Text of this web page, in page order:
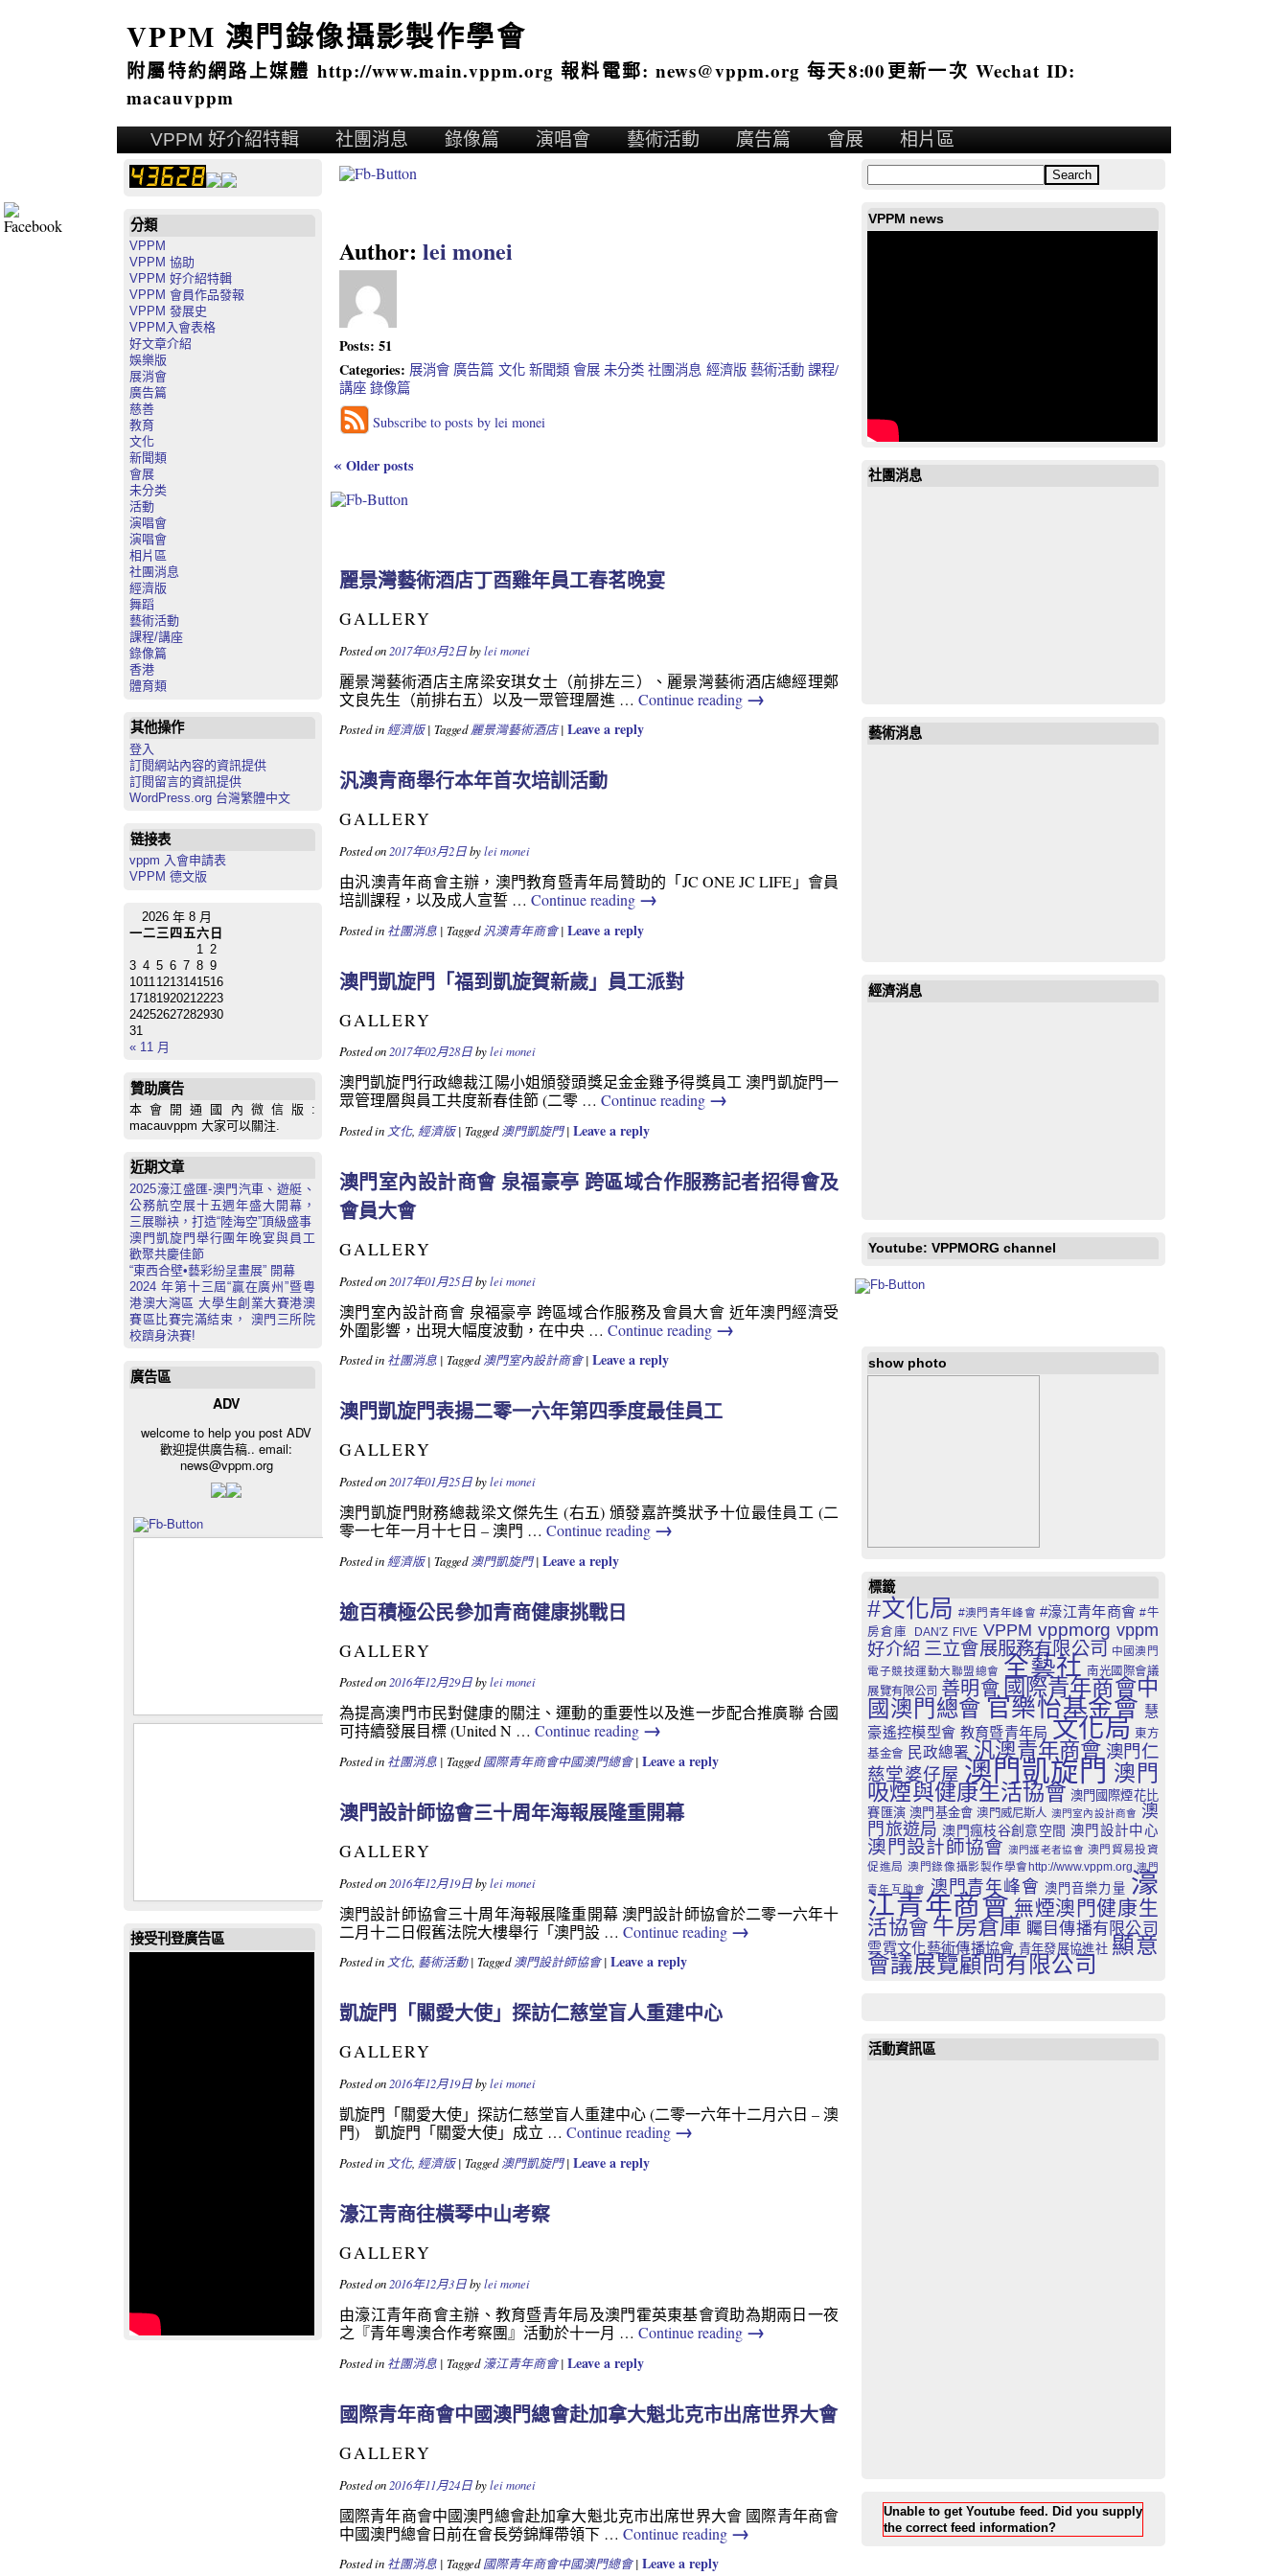
VPPM 澳門錄像攝影製作學會
附屬特約網路上媒體 http://www.main.vppm.org 報料電郵: news@vppm.org 每天8:00更新一次 Wechat ID:
macauvppm
VPPM 好介紹特輯 社團消息 錄像篇 演唱會 藝術活動 廣告篇 會展 相片區
分類
VPPM
VPPM 協助
VPPM 好介紹特輯
VPPM 會員作品發報
VPPM 發展史
VPPM入會表格
好文章介紹
娛樂版
展消會
廣告篇
慈善
教育
文化
新聞類
會展
未分类
活動
演唱會
演唱會
相片區
社團消息
經濟版
舞蹈
藝術活動
課程/講座
錄像篇
香港
體育類
其他操作
登入
訂閱網站內容的資訊提供
訂閱留言的資訊提供
WordPress.org 台灣繁體中文
链接表
vppm 入會申請表
VPPM 德文版
2026 年 8 月
一二三 四五六 日
1
2
3 4 5 6 7 8 9
1011 1213141516
1718192021 2223
24252627282930
31
« 11 月
贊助廣告
本會開通國內微信版:
macauvppm 大家可以關注.
近期文章
2025濠江盛匯-澳門汽車、遊艇、
公務航空展十五週年盛大開幕，
三展聯袂，打造“陸海空”頂級盛事
澳門凱旋門舉行團年晚宴與員工
歡聚共慶佳節
“東西合壁•藝彩紛呈畫展” 開幕
2024 年第十三屆“贏在廣州”暨粵
港澳大灣區 大學生創業大賽港澳
賽區比賽完滿結束， 澳門三所院
校躋身決賽!
廣告區
ADV
welcome to help you post ADV
歡迎提供廣告稿.. email:
news@vppm.org
接受刊登廣告區
Author: lei monei
Posts: 51
Categories: 展消會 廣告篇 文化 新聞類 會展 未分类 社團消息 經濟版 藝術活動 課程/
講座 錄像篇
Subscribe to posts by lei monei
« Older posts
麗景灣藝術酒店丁酉雞年員工春茗晚宴
GALLERY
Posted on 2017年03月2日bylei monei
麗景灣藝術酒店主席梁安琪女士（前排左三）、麗景灣藝術酒店總經理鄭
文良先生（前排右五）以及一眾管理層進 … Continue reading→
Posted in 經濟版| Tagged 麗景灣藝術酒店| Leave a reply
汎澳青商舉行本年首次培訓活動
GALLERY
Posted on 2017年03月2日bylei monei
由汎澳青年商會主辦，澳門教育暨青年局贊助的「JC ONE JC LIFE」會員
培訓課程，以及成人宣誓 … Continue reading →
Posted in 社團消息 | Tagged 汎澳青年商會| Leave a reply
澳門凱旋門「福到凱旋賀新歲」員工派對
GALLERY
Posted on 2017年02月28日bylei monei
澳門凱旋門行政總裁江陽小姐頒發頭獎足金金雞予得獎員工 澳門凱旋門一
眾管理層與員工共度新春佳節 (二零 … Continue reading →
Posted in 文化, 經濟版| Tagged 澳門凱旋門| Leave a reply
澳門室內設計商會 泉福豪亭 跨區域合作服務記者招得會及
會員大會
GALLERY
Posted on 2017年01月25日bylei monei
澳門室內設計商會 泉福豪亭 跨區域合作服務及會員大會 近年澳門經濟受
外圍影響，出現大幅度波動，在中央 … Continue reading →
Posted in 社團消息 | Tagged 澳門室內設計商會| Leave a reply
澳門凱旋門表揚二零一六年第四季度最佳員工
GALLERY
Posted on 2017年01月25日bylei monei
澳門凱旋門財務總裁梁文傑先生 (右五) 頒發嘉許獎狀予十位最佳員工 (二
零一七年一月十七日 – 澳門 … Continue reading →
Posted in 經濟版| Tagged 澳門凱旋門| Leave a reply
逾百積極公民參加青商健康挑戰日
GALLERY
Posted on2016年12月29日bylei monei
為提高澳門市民對健康的關注、運動的重要性以及進一步配合推廣聯 合國
可持續發展目標 (United N … Continue reading →
Posted in 社團消息 | Tagged 國際青年商會中國澳門總會| Leave a reply
澳門設計師協會三十周年海報展隆重開幕
GALLERY
Posted on 2016年12月19日bylei monei
澳門設計師協會三十周年海報展隆重開幕 澳門設計師協會於二零一六年十
二月十二日假舊法院大樓舉行「澳門設 … Continue reading→
Posted in 文化, 藝術活動| Tagged 澳門設計師協會| Leave a reply
凱旋門「關愛大使」探訪仁慈堂盲人重建中心
GALLERY
Posted on 2016年12月19日bylei monei
凱旋門「關愛大使」探訪仁慈堂盲人重建中心 (二零一六年十二月六日 – 澳
門) 凱旋門「關愛大使」成立 … Continue reading →
Posted in 文化, 經濟版| Tagged 澳門凱旋門| Leave a reply
濠江靑商往橫琴中山考察
GALLERY
Posted on2016年12月3日bylei monei
由濠江青年商會主辦、教育暨青年局及澳門霍英東基會資助為期兩日一夜
之『青年粵澳合作考察團』活動於十一月 … Continue reading →
Posted in 社團消息 | Tagged 濠江青年商會| Leave a reply
國際青年商會中國澳門總會赴加拿大魁北克市出席世界大會
GALLERY
Posted on 2016年11月24日bylei monei
國際青年商會中國澳門總會赴加拿大魁北克市出席世界大會 國際青年商會
中國澳門總會日前在會長勞錦輝帶領下 … Continue reading →
Posted in 社團消息 | Tagged 國際青年商會中國澳門總會| Leave a reply
VPPM news
社團消息
藝術消息
經濟消息
Youtube: VPPMORG channel
show photo
標籤
#文化局 #澳門青年峰會 #濠江青年商會 #牛
房倉庫
DAN'Z FIVE VPPM vppmorg vppm
好介紹 三立會展服務有限公司
中國澳門
電子競技運動大聯盟總會 全藝社 南光國際會議
展覽有限公司 善明會 國際青年商會中
國澳門總會 官樂怡基金會 慧
豪遙控模型會 教育暨青年局 文化局 東方
基金會 民政總署 汎澳青年商會 澳門仁
慈堂婆仔屋 澳門凱旋門 澳門
吸煙與健康生活協會 澳門國際煙花比
賽匯演 澳門基金會 澳門威尼斯人 澳門室內設計商會 澳
門旅遊局 澳門瘋枝谷創意空間 澳門設計中心
澳門設計師協會 澳門護老者協會 澳門貿易投資
促進局 澳門錄像攝影製作學會http://www.vppm.org 澳門
青年互助會
澳門青年峰會 澳門音樂力量 濠
江青年商會 無煙澳門健康生
活協會 牛房倉庫 矚目傳播有限公司
雲霓文化藝術傳播協會 青年發展協進社 顯意
會議展覽顧問有限公司
活動資訊區
Unable to get Youtube feed. Did you supply
the correct feed information?